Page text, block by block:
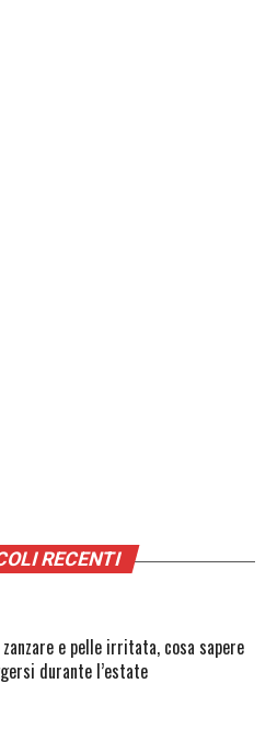
RECENTI
e pelle irritata, cosa sapere
durante l’estate